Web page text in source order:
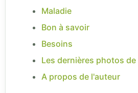
Maladie
Bon à savoir
Besoins
Les dernières photos
A propos de l'auteur